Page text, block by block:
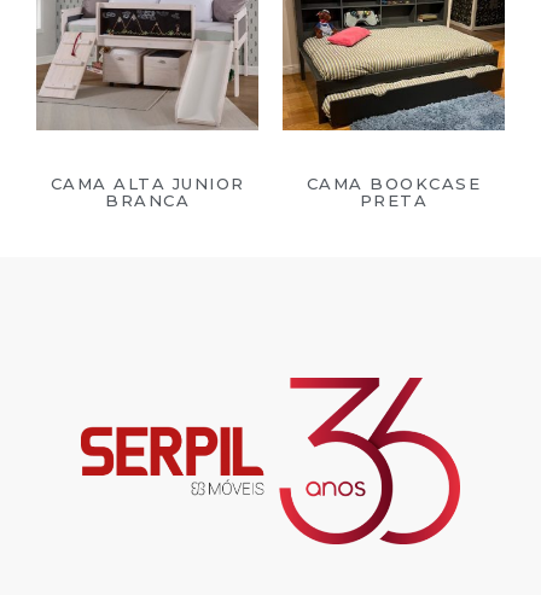
CAMA ALTA JUNIOR
BRANCA
CAMA BOOKCASE
PRETA